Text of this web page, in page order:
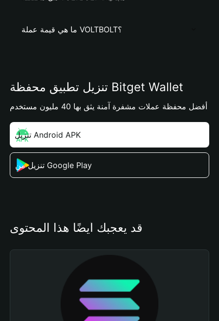
ما هي قيمة عملة VOLTBOLT؟
تنزيل تطبيق محفظة Bitget Wallet
أفضل محفظة عملات مشفرة آمنة يثق بها 40 مليون مستخدم
تنزيل Android APK
تنزيل من Google Play
قد يعجبك أيضًا هذا المحتوى